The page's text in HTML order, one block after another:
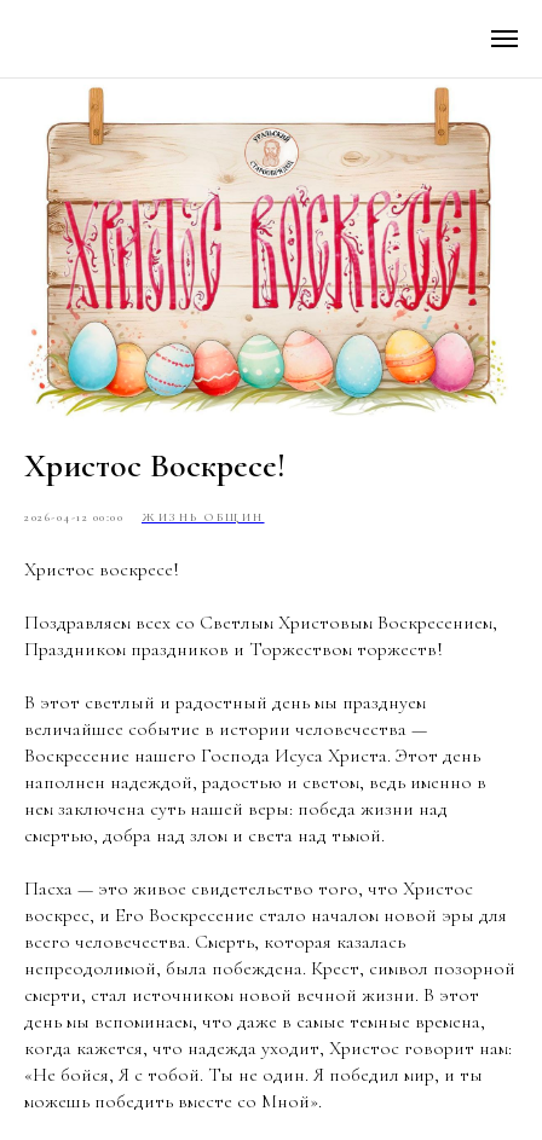
Христос Воскресе!
2026-04-12 00:00 ЖИЗНЬ ОБЩИН
Христос воскресе!
Поздравляем всех со Светлым Христовым Воскресением,
Праздником праздников и Торжеством торжеств!
В этот светлый и радостный день мы празднуем
величайшее событие в истории человечества —
Воскресение нашего Господа Исуса Христа. Этот день
наполнен надеждой, радостью и светом, ведь именно в
нем заключена суть нашей веры: победа жизни над
смертью, добра над злом и света над тьмой.
Пасха — это живое свидетельство того, что Христос
воскрес, и Его Воскресение стало началом новой эры для
всего человечества. Смерть, которая казалась
непреодолимой, была побеждена. Крест, символ позорной
смерти, стал источником новой вечной жизни. В этот
день мы вспоминаем, что даже в самые темные времена,
когда кажется, что надежда уходит, Христос говорит нам:
«Не бойся, Я с тобой. Ты не один. Я победил мир, и ты
можешь победить вместе со Мной».